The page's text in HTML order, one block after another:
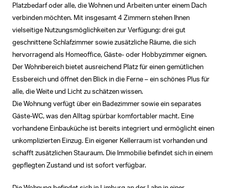
Platzbedarf oder alle, die Wohnen und Arbeiten unter einem Dach
verbinden möchten. Mit insgesamt 4 Zimmern stehen Ihnen
vielseitige Nutzungsmöglichkeiten zur Verfügung: drei gut
geschnittene Schlafzimmer sowie zusätzliche Räume, die sich
hervorragend als Homeoffice, Gäste- oder Hobbyzimmer eignen.
Der Wohnbereich bietet ausreichend Platz für einen gemütlichen
Essbereich und öffnet den Blick in die Ferne – ein schönes Plus für
alle, die Weite und Licht zu schätzen wissen.
Die Wohnung verfügt über ein Badezimmer sowie ein separates
Gäste-WC, was den Alltag spürbar komfortabler macht. Eine
vorhandene Einbauküche ist bereits integriert und ermöglicht einen
unkomplizierten Einzug. Ein eigener Kellerraum ist vorhanden und
schafft zusätzlichen Stauraum. Die Immobilie befindet sich in einem
gepflegten Zustand und ist sofort verfügbar.